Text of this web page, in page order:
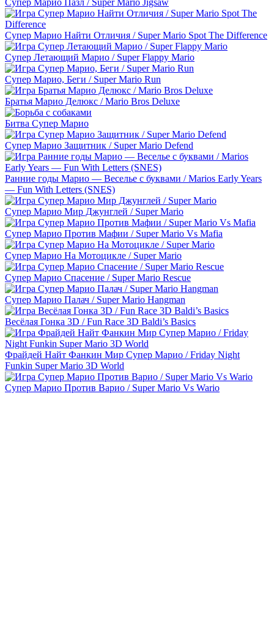
Супер Марио Найти Отличия / Super Mario Spot The Difference
Супер Летающий Марио / Super Flappy Mario
Супер Марио, Беги / Super Mario Run
Братья Марио Делюкс / Mario Bros Deluxe
Битва Супер Марио
Супер Марио Защитник / Super Mario Defend
Ранние годы Марио — Веселье с буквами / Marios Early Years
— Fun With Letters (SNES)
Супер Марио Мир Джунглей / Super Mario
Супер Марио Против Мафии / Super Mario Vs Mafia
Супер Марио На Мотоцикле / Super Mario
Супер Марио Спасение / Super Mario Rescue
Супер Марио Палач / Super Mario Hangman
Весёлая Гонка 3D / Fun Race 3D Baldi’s Basics
Фрайдей Найт Фанкин Мир Супер Марио / Friday Night
Funkin Super Mario 3D World
Супер Марио Против Варио / Super Mario Vs Wario